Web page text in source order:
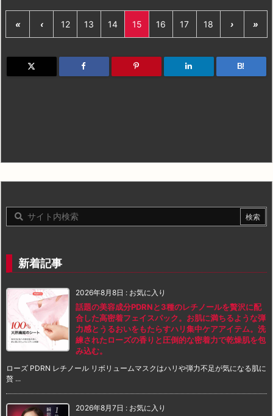
« ‹ 12 13 14 15 16 17 18 › »
B!
新着記事
2026年8月8日 : お気に入り
話題の美容成分PDRNと3種のレチノールを贅沢に配
合した高密着フェイスパック。お肌に満ちるような弾
力感とうるおいをもたらすハリ集中ケアアイテム。洗
練されたローズの香りと圧倒的な密着力で乾燥肌を包
み込む。
ローズ PDRN レチノール リボリュームマスクはハリや弾力不足が気になる肌に
贅 ...
2026年8月7日 : お気に入り